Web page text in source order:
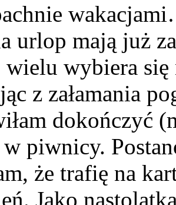
urlop mają już
wybiera
z załamania
dokończyć
piwnicy.
że trafię na
Jako